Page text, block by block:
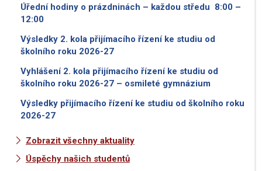
Úřední hodiny o prázdninách – každou středu 8:00 –
12:00
Výsledky 2. kola přijímacího řízení ke studiu od
školního roku 2026-27
Vyhlášení 2. kola přijímacího řízení ke studiu od
školního roku 2026-27 – osmileté gymnázium
Výsledky přijímacího řízení ke studiu od školního roku
2026-27
Zobrazit všechny aktuality
Úspěchy našich studentů